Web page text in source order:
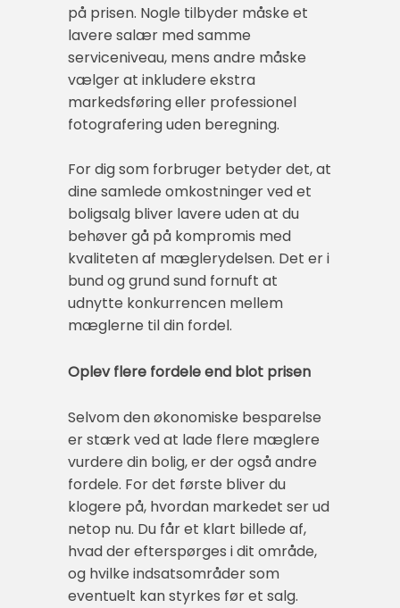
på prisen. Nogle tilbyder måske et
lavere salær med samme
serviceniveau, mens andre måske
vælger at inkludere ekstra
markedsføring eller professionel
fotografering uden beregning.
For dig som forbruger betyder det, at
dine samlede omkostninger ved et
boligsalg bliver lavere uden at du
behøver gå på kompromis med
kvaliteten af mæglerydelsen. Det er i
bund og grund sund fornuft at
udnytte konkurrencen mellem
mæglerne til din fordel.
Oplev flere fordele end blot prisen
Selvom den økonomiske besparelse
er stærk ved at lade flere mæglere
vurdere din bolig, er der også andre
fordele. For det første bliver du
klogere på, hvordan markedet ser ud
netop nu. Du får et klart billede af,
hvad der efterspørges i dit område,
og hvilke indsatsområder som
eventuelt kan styrkes før et salg.